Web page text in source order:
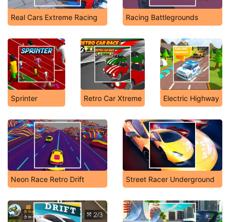
Real Cars Extreme Racing Racing Battlegrounds
Sprinter Retro Car Xtreme Electric Highway
Neon Race Retro Drift Street Racer Underground